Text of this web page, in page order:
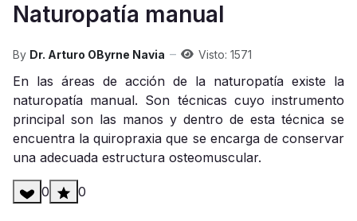
Naturopatía manual
By Dr. Arturo OByrne Navia Visto: 1571
En las áreas de acción de la naturopatía existe la
naturopatía manual. Son técnicas cuyo instrumento
principal son las manos y dentro de esta técnica se
encuentra la quiropraxia que se encarga de conservar
una adecuada estructura osteomuscular.
0 0